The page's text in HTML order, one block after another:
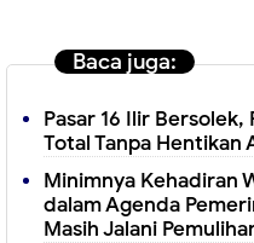
Baca juga:
Pasar 16 Ilir Bersolek,
Total Tanpa Hentikan
Minimnya Kehadiran
dalam Agenda
Masih Jalani